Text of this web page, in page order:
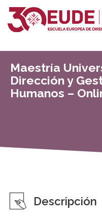
Maestría
Dirección y
Humanos –
Descripción